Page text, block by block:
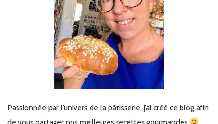
Passionnée par l’univers de la pâtisserie, j’ai créé ce blog afin
de vous partager nos meilleures recettes gourmandes